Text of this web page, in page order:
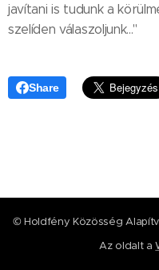
javítani is tudunk a
szelíden válaszoljunk..."
Share
© Holdfény Közösség
Az oldalt a